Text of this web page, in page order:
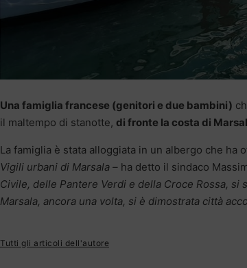
Una famiglia francese (genitori e due bambini)
il maltempo di stanotte, di fronte la costa di
La famiglia è stata alloggiata in un albergo che ha
Vigili urbani di Marsala – ha detto il sindaco
Civile, delle Pantere Verdi e della Croce Rossa, si
Marsala, ancora una volta, si è dimostrata città
Tutti gli articoli dell'autore